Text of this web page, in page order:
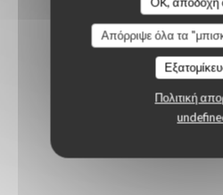
Απόρριψε όλα τα
Πολιτική